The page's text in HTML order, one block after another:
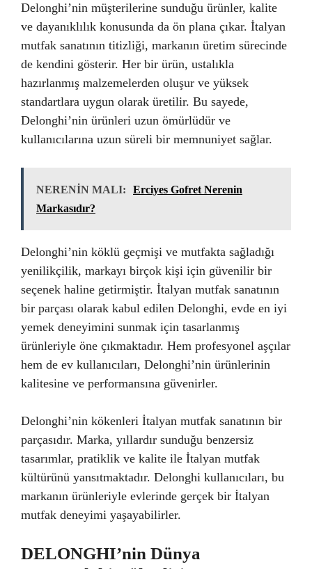
Delonghi’nin müşterilerine sunduğu ürünler, kalite
ve dayanıklılık konusunda da ön plana çıkar. İtalyan
mutfak sanatının titizliği, markanın üretim sürecinde
de kendini gösterir. Her bir ürün, ustalıkla
hazırlanmış malzemelerden oluşur ve yüksek
standartlara uygun olarak üretilir. Bu sayede,
Delonghi’nin ürünleri uzun ömürlüdür ve
kullanıcılarına uzun süreli bir memnuniyet sağlar.
NERENİN MALI:
Erciyes Gofret Nerenin
Markasıdır?
Delonghi’nin köklü geçmişi ve mutfakta sağladığı
yenilikçilik, markayı birçok kişi için güvenilir bir
seçenek haline getirmiştir. İtalyan mutfak sanatının
bir parçası olarak kabul edilen Delonghi, evde en iyi
yemek deneyimini sunmak için tasarlanmış
ürünleriyle öne çıkmaktadır. Hem profesyonel aşçılar
hem de ev kullanıcıları, Delonghi’nin ürünlerinin
kalitesine ve performansına güvenirler.
Delonghi’nin kökenleri İtalyan mutfak sanatının bir
parçasıdır. Marka, yıllardır sunduğu benzersiz
tasarımlar, pratiklik ve kalite ile İtalyan mutfak
kültürünü yansıtmaktadır. Delonghi kullanıcıları, bu
markanın ürünleriyle evlerinde gerçek bir İtalyan
mutfak deneyimi yaşayabilirler.
DELONGHI’nin Dünya